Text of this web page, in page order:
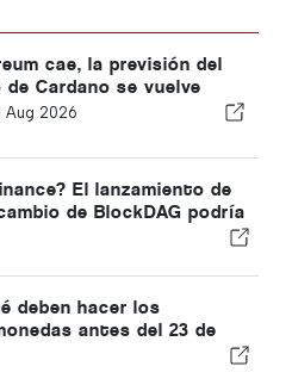
cae, la previsión del
de Cardano se vuelve
pero la preventa de ZKP
mientras los inversores
un potencial de
por 100!
Aug 2026
El lanzamiento de
de BlockDAG podría
de 6000 veces: más
deben hacer los
antes del 23 de